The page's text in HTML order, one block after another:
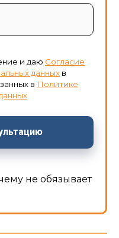
и даю Согласие
данных в
в Политике
не обязывает